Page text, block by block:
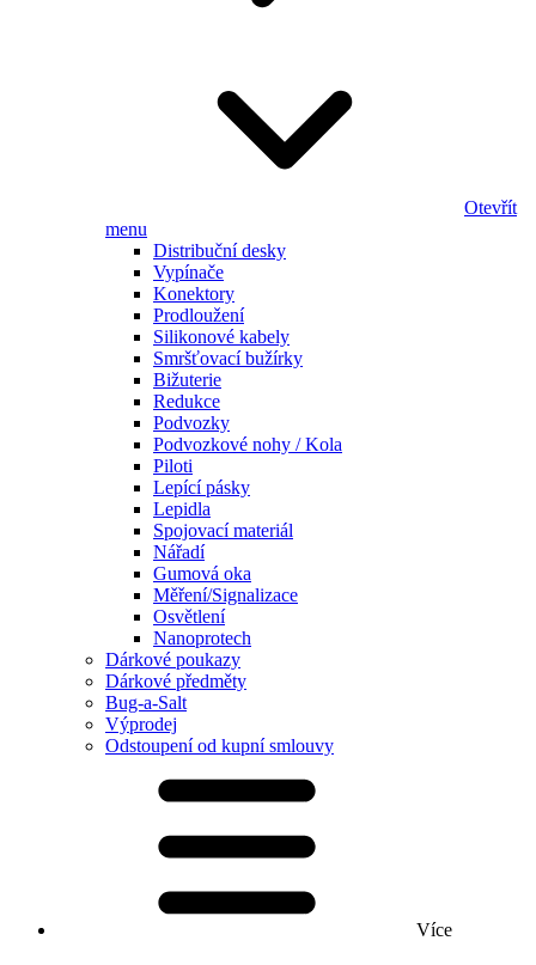
Otevřít
menu
Distribuční desky
Vypínače
Konektory
Prodloužení
Silikonové kabely
Smršťovací bužírky
Bižuterie
Redukce
Podvozky
Podvozkové nohy / Kola
Piloti
Lepící pásky
Lepidla
Spojovací materiál
Nářadí
Gumová oka
Měření/Signalizace
Osvětlení
Nanoprotech
Dárkové poukazy
Dárkové předměty
Bug-a-Salt
Výprodej
Odstoupení od kupní smlouvy
Více